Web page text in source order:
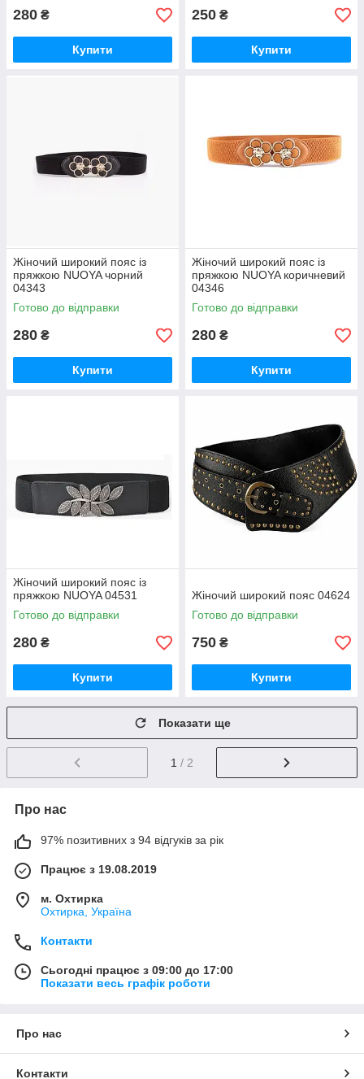
280 ₴
Купити
250 ₴
Купити
Жіночий широкий пояс із
пряжкою NUOYA чорний
04343
Готово до відправки
280 ₴
Купити
Жіночий широкий пояс із
пряжкою NUOYA коричневий
04346
Готово до відправки
280 ₴
Купити
Жіночий широкий пояс із
пряжкою NUOYA 04531
Готово до відправки
280 ₴
Купити
Жіночий широкий пояс 04624
Готово до відправки
750 ₴
Купити
Показати ще
1 / 2
Про нас
97% позитивних з 94 відгуків за рік
Працює з 19.08.2019
м. Охтирка
Охтирка, Україна
Контакти
Сьогодні працює з 09:00 до 17:00
Показати весь графік роботи
Про нас
Контакти